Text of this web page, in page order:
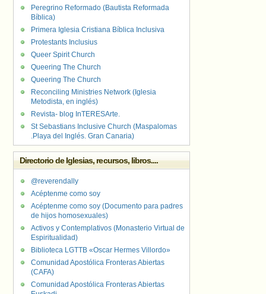
Peregrino Reformado (Bautista Reformada
Bíblica)
Primera Iglesia Cristiana Bíblica Inclusiva
Protestants Inclusius
Queer Spirit Church
Queering The Church
Queering The Church
Reconciling Ministries Network (Iglesia
Metodista, en inglés)
Revista- blog InTERESArte.
St Sebastians Inclusive Church (Maspalomas
.Playa del Inglés. Gran Canaria)
Directorio de Iglesias, recursos, libros....
@reverendally
Acéptenme como soy
Acéptenme como soy (Documento para padres
de hijos homosexuales)
Activos y Contemplativos (Monasterio Virtual de
Espiritualidad)
Biblioteca LGTTB «Oscar Hermes Villordo»
Comunidad Apostólica Fronteras Abiertas
(CAFA)
Comunidad Apostólica Fronteras Abiertas